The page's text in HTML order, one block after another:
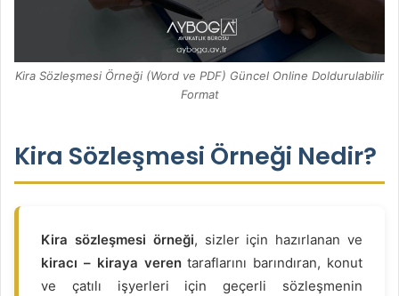
Kira Sözleşmesi Örneği (Word ve PDF) Güncel Online Doldurulabilir
Format
Kira Sözleşmesi Örneği Nedir?
Kira sözleşmesi örneği, sizler için hazırlanan ve
kiracı – kiraya verentaraflarını barındıran, konut
ve çatılı işyerleri için geçerli sözleşmenin